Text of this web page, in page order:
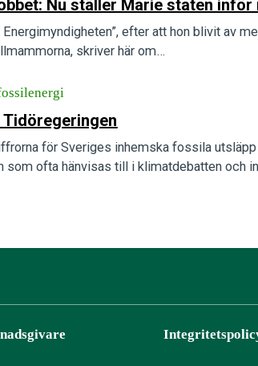
Nu ställer Marie staten inför
efter att hon blivit av
skriver här om…
för Sveriges inhemska fossila
ofta hänvisas till i klimatdebatten och